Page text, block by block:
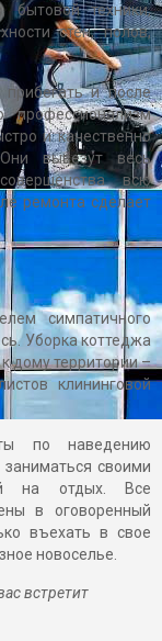
бытовой техники,
стен, полов,
прибегать и после
и качественно
вывезут весь
всю
ремонта сделает
симпатичного
Уборка коттеджа
дому территории –
клининговой
по наведению
своими
на отдых. Все
в оговоренный
въехать в свое
новоселье.
встретит